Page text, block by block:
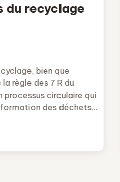
du recyclage
bien que
règle des 7 R du
processus circulaire qui
des déchets